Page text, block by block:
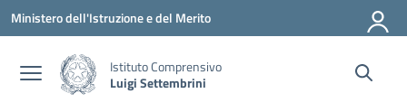
Vai ai contenuti
Vai al menu di navigazione
Vai al footer
Ministero dell'Istruzione e del Merito
Istituto Comprensivo
Luigi Settembrini